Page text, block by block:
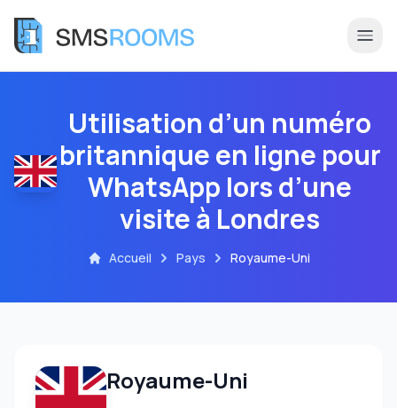
Utilisation d’un numéro
britannique en ligne pour
WhatsApp lors d’une
visite à Londres
Accueil Pays Royaume-Uni
Royaume-Uni